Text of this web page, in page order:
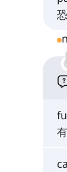
fu
ca